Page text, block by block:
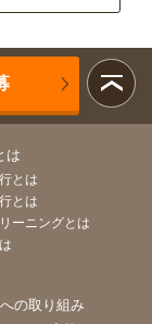
は
とは
とは
ーニングとは
の取り組み